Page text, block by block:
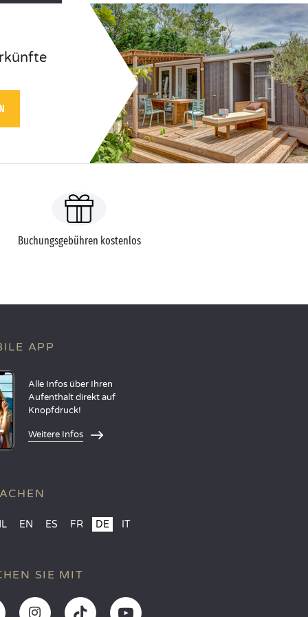
Buchungsgebühren kostenlos
APP
Alle Infos über Ihren
Aufenthalt direkt auf
Knopfdruck!
Weitere Infos
EN ES FR DE IT
SIE MIT